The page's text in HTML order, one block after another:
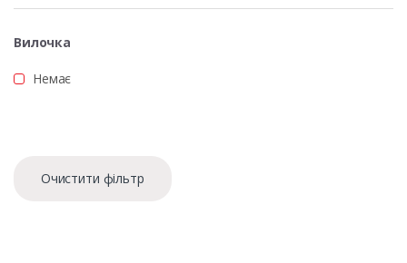
Вилочка
Немає
Очистити фільтр